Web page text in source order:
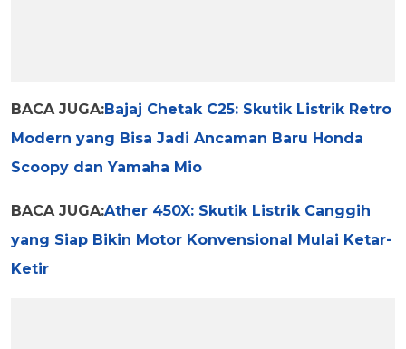
BACA JUGA:Bajaj Chetak C25: Skutik Listrik Retro
Modern yang Bisa Jadi Ancaman Baru Honda
Scoopy dan Yamaha Mio
BACA JUGA:Ather 450X: Skutik Listrik Canggih
yang Siap Bikin Motor Konvensional Mulai Ketar-
Ketir